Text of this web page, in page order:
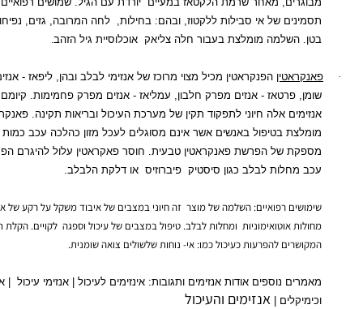
תסמינים של אי סבילות ללקטוז, ובהם: בחילות,
לחה המרובה, גזים, נפיחות וכאבי
בטן. השלמה מומלצת בעבור חלה צליאק אוכלוסיית גיל הזהב
הפנקראטין מכיל מצוי מרוכז של אנזימי לבלב ובהן, ליפאז - אנזים מפרק
שומן, פרטאז - אנזים מפרק חלבון, עמליאז - אנזים מפרק פחמימות. קיומם של
אנזימים אלה חיוני לתפקוד תקין של מערכת העיכול ובריאות תקינה. פאנקראטין
מומלצת בטיפול באנשים אשר אינם מסוגלים לעכל מזון כהלכה עכב כמות לא
מספקת של הפרשת פאנקראטין טבעית. חוסר פאקראטין עלול להיגרם הפרשת
עכב מחלות לבלב כגון סיסטיק
פיברוזיס או דלקת הלבלב.
שימושים רפואיים: השלמה של מוצרזה חיוני במצבים של איבוד משקל על רקע של אי ספיגה,
מחולות אוטואימוניות ומחלות לבלב. טיפול במצבים של עיכול וספגה לקויים. הקלת תסמינים
המקושרים להפרעות כעיכול כמו: אי- נוחות שלשולים צואה שומנית.
מאמרים נוספים אודות אנזימים ותגובות: אינזימים לעיכול| אנזימי עיכול |אנזימים
וכימיקלים|אנזימים והעיכול